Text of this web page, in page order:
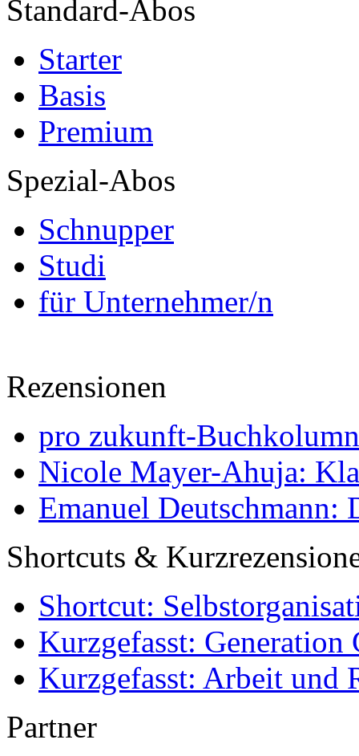
Standard-Abos
Starter
Basis
Premium
Spezial-Abos
Schnupper
Studi
für Unternehmer/n
Rezensionen
pro zukunft-
Nicole Mayer-Ahuja:
Emanuel Deutschmann:
Shortcuts &
Shortcut:
Kurzgefasst: Generation
Kurzgefasst: Arbeit und
Partner